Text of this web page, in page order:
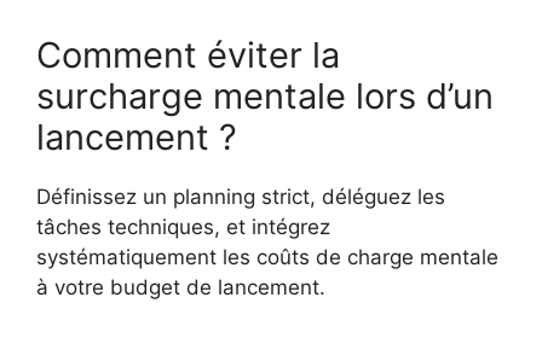
Comment éviter la
surcharge mentale lors d’un
lancement ?
Définissez un planning strict, déléguez les
tâches techniques, et intégrez
systématiquement les coûts de charge mentale
à votre budget de lancement.